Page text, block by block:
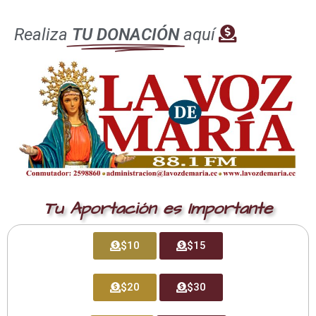
El 10 de julio de 1892, el pueblo ecuatoriano se
se consagró al amor maternal de María Santísima, la
primera intercesora del pueblo de Dios y Reina de todos
los santos.
El 6 de agosto de 1892 el Congreso acordó levantar en
la cima del Panecillo de Quito, una estatua de bronce
de la Virgen María, la misma que fue inaugurada el 28
Recordar también que el Ecuador fue consagrado al
Sagrado Corazón de Jesús el 25 de marzo de 1874 y el
Inmaculado Corazón de María como Patrona del
Ecuador, y que varias iglesias están dedicas a esta
Realiza TU DONACIÓN aquí
Tu Aportación es Importante
$10 $15
$20 $30